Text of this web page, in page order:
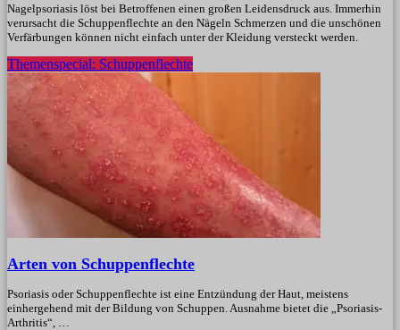
Nagelpsoriasis löst bei Betroffenen einen großen Leidensdruck aus. Immerhin
verursacht die Schuppenflechte an den Nägeln Schmerzen und die unschönen
Verfärbungen können nicht einfach unter der Kleidung versteckt werden.
Themenspecial: Schuppenflechte
Arten von Schuppenflechte
Psoriasis oder Schuppenflechte ist eine Entzündung der Haut, meistens
einhergehend mit der Bildung von Schuppen. Ausnahme bietet die „Psoriasis-
Arthritis“, …